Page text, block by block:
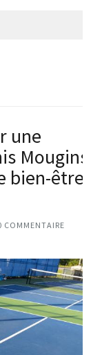
une
Mougins
bien-être
COMMENTAIRE